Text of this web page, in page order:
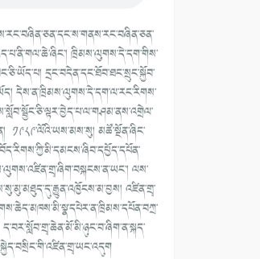
ཁྲིམས་ལུགས་དེ་དག་གིས་
དྲང་བདེན་དང་ཐོབ་ཐང་སྲུང་སྐྱོབ་
དེས་ན་ཁྲིམས་ལུགས་དེ་དག་ལ་རང་རིགས་
༡༩༨༩་ལོའི་ཡས་མས་སུ། མཚོ་སྔོན་ཞིང་
ལས་
འཛིན་གྲྭ་